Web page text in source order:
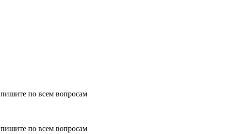
пишите по всем вопросам
пишите по всем вопросам